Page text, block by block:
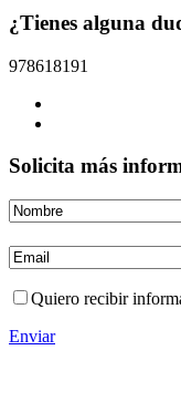
¿Tienes alguna
978618191
Solicita más
Quiero recibir
Enviar